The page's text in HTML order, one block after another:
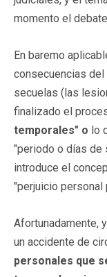
momento el
En baremo
consecuencias
secuelas (las
finalizado el
temporales" o lo
"periodo o días de
introduce el
"perjuicio personal
Afortunadamente,
un accidente de
personales que